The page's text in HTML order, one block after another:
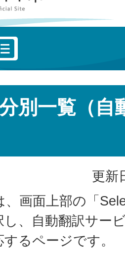
別一覧（自
更新
、画面上部の「
し、自動翻訳サー
るページです。